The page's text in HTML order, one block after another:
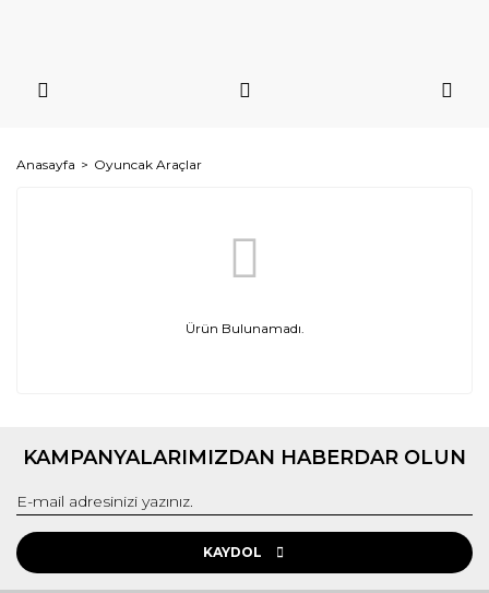
Anasayfa Oyuncak Araçlar
Ürün Bulunamadı.
KAMPANYALARIMIZDAN HABERDAR OLUN
KAYDOL